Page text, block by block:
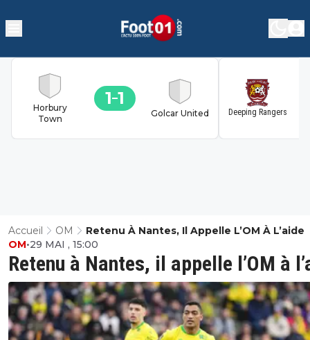
Horbury
Town
1 1
Golcar United Deeping Rangers
Accueil OM Retenu À Nantes, Il Appelle L’OM À L’aide
Retenu à Nantes, il appelle l’OM à
OM•29 MAI , 15:00